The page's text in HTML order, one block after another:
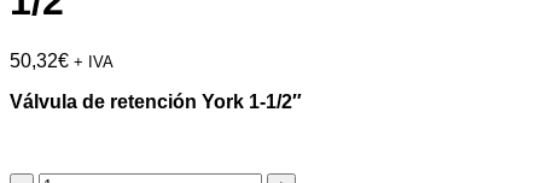
50,32€ + IVA
Válvula de retención York 1-1/2″